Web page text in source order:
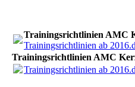
Trainingsrichtlinien AMC
Trainingsrichtlinien ab
Trainingsrichtlinien AMC
Trainingsrichtlinien ab